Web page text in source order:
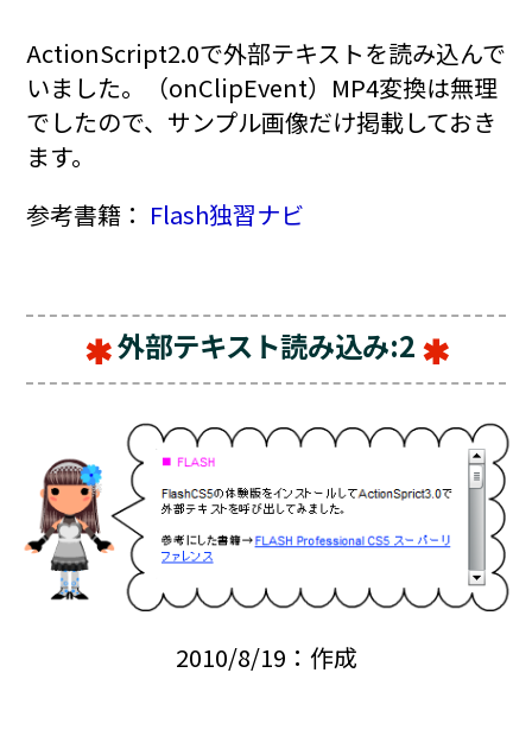
ActionScript2.0で外部テキストを読み込んで
いました。（onClipEvent）MP4変換は無理
でしたので、サンプル画像だけ掲載しておき
ます。
参考書籍： Flash独習ナビ
外部テキスト読み込み:2
2010/8/19：作成